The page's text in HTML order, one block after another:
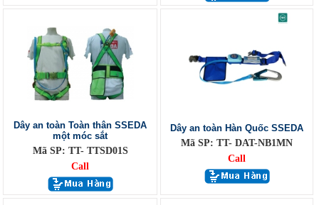
Dây an toàn Toàn thân SSEDA
một móc sắt
Mã SP: TT- TTSD01S
Call
Dây an toàn Hàn Quốc SSEDA
Mã SP: TT- DAT-NB1MN
Call